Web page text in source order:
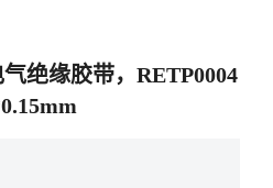
绝缘胶带，RETP0004